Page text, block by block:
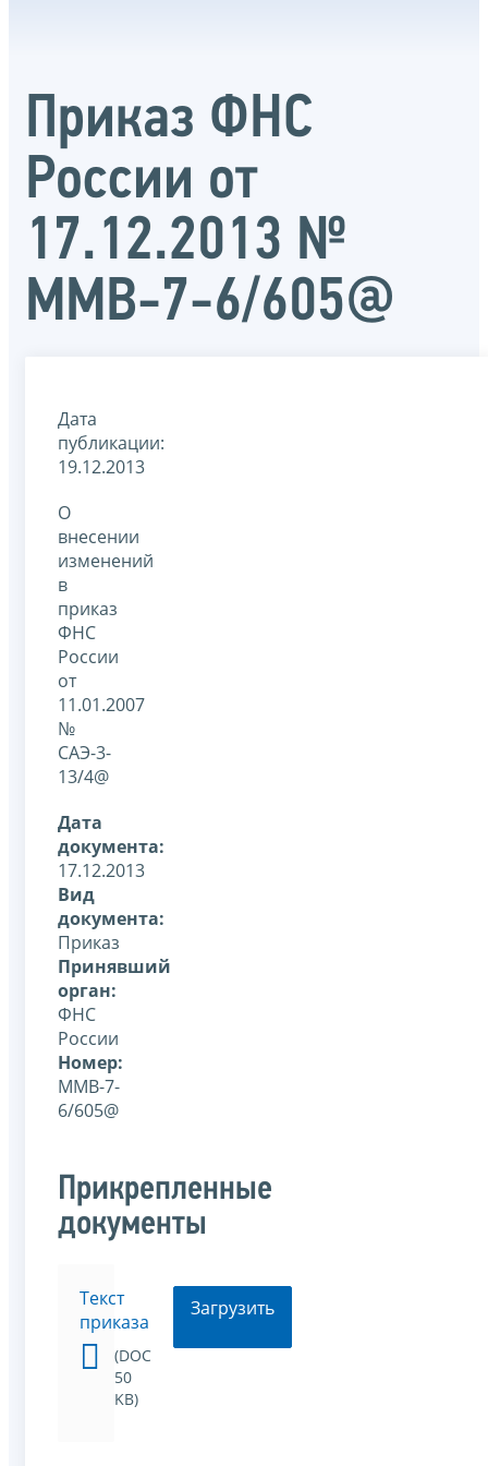
Приказ ФНС
России от
17.12.2013 №
ММВ-7-6/605@
Дата
публикации:
19.12.2013
О
внесении
изменений
в
приказ
ФНС
России
от
11.01.2007
№
САЭ-3-
13/4@
Дата
документа:
17.12.2013
Вид
документа:
Приказ
Принявший
орган:
ФНС
России
Номер:
ММВ-7-
6/605@
Прикрепленные
документы
Текст
приказа
(DOC
50
KB)
Загрузить